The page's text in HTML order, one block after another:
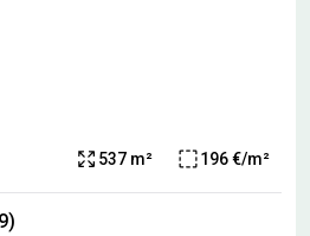
537 m² 196 €/m²